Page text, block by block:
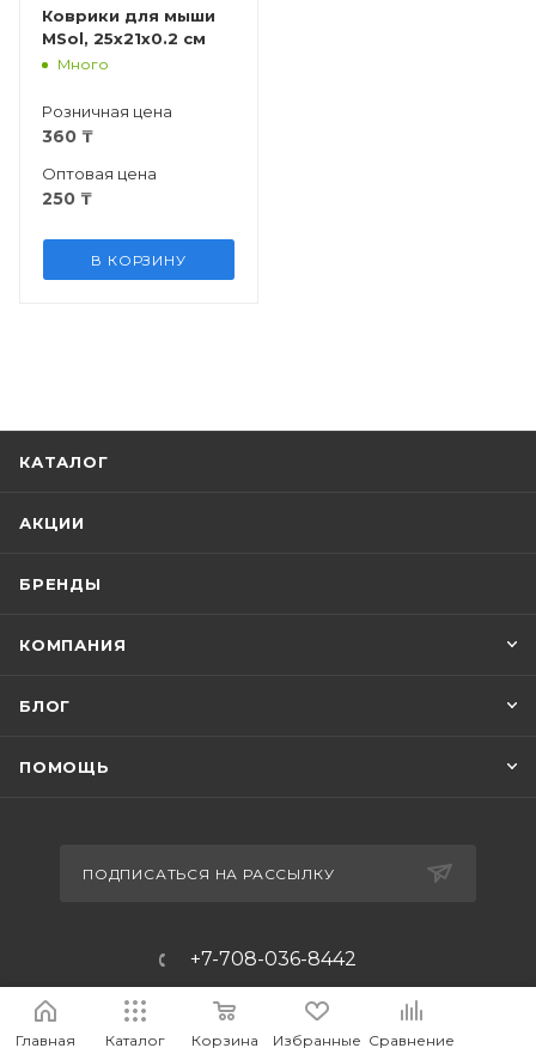
Коврики для мыши
MSol, 25x21x0.2 см
Много
Розничная цена
360 ₸
Оптовая цена
250 ₸
В КОРЗИНУ
КАТАЛОГ
АКЦИИ
БРЕНДЫ
КОМПАНИЯ
БЛОГ
ПОМОЩЬ
ПОДПИСАТЬСЯ НА РАССЫЛКУ
+7-708-036-8442
m_forwork@mail.ru
Главная Каталог Корзина Избранные Сравнение